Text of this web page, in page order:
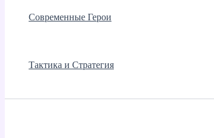
Современные Герои
Тактика и Стратегия